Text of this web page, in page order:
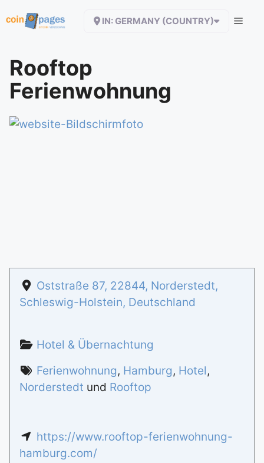
Inhalt
IN: GERMANY (COUNTRY)
Rooftop
Ferienwohnung
Oststraße 87, 22844, Norderstedt,
Schleswig-Holstein, Deutschland
Hotel & Übernachtung
Ferienwohnung, Hamburg, Hotel,
Norderstedt und Rooftop
https://www.rooftop-ferienwohnung-
hamburg.com/